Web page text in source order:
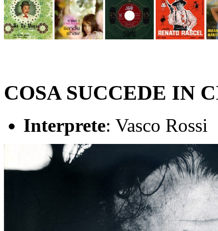
COSA SUCCEDE IN
Interprete: Vasco Rossi